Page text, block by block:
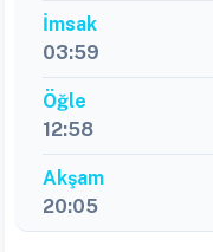
İmsak
03:59
Öğle
12:58
Akşam
20:05